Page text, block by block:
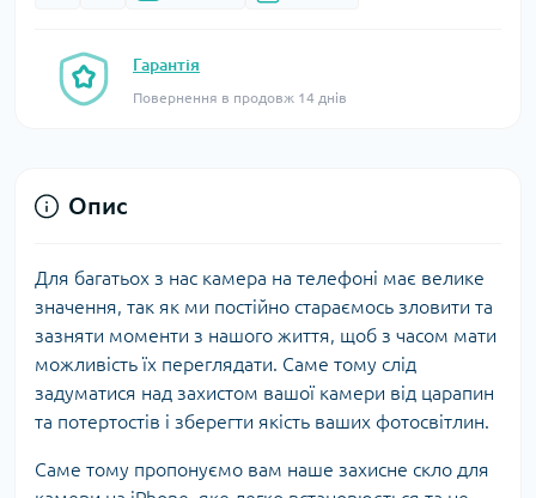
Гарантія
Повернення в продовж 14 днів
Опис
Для багатьох з нас камера на телефоні має велике
значення, так як ми постійно стараємось зловити та
зазняти моменти з нашого життя, щоб з часом мати
можливість їх переглядати. Саме тому слід
задуматися над захистом вашої камери від царапин
та потертостів і зберегти якість ваших фотосвітлин.
Саме тому пропонуємо вам наше захисне скло для